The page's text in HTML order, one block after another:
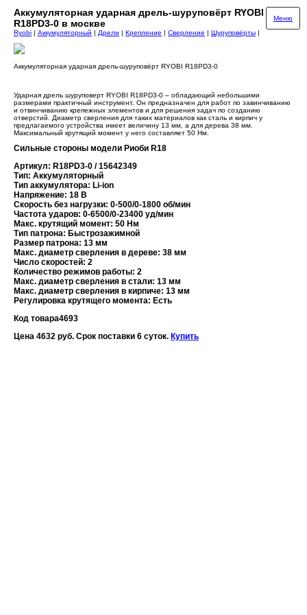
Аккумуляторная ударная дрель-шуруповёрт RYOBI
R18PD3-0 в москве
Меню
Ryobi | Аккумуляторный | Дрели | Крепление | Сверление | Шуруповёрты |
Аккумуляторная ударная дрель-шуруповёрт RYOBI R18PD3-0
Ударная дрель шуруповерт RYOBI R18PD3-0 – обладающий небольшими
размерами практичный инструмент. Он предназначен для работ по завинчиванию
и отвинчиванию крепежных элементов и для решения задач по созданию
отверстий. Диаметр сверления для таких материалов как сталь и кирпич у
предлагаемого устройства имеет величину 13 мм, а для дерева 38 мм.
Максимальный крутящий момент у него составляет 50 Нм.
Сильные стороны модели Риоби R18
Артикул: R18PD3-0 / 15642349
Тип: Аккумуляторный
Тип аккумулятора: Li-ion
Напряжение: 18 В
Скорость без нагрузки: 0-500/0-1800 об/мин
Частота ударов: 0-6500/0-23400 уд/мин
Макс. крутящий момент: 50 Нм
Тип патрона: Быстрозажимной
Размер патрона: 13 мм
Макс. диаметр сверления в дереве: 38 мм
Число скоростей: 2
Количество режимов работы: 2
Макс. диаметр сверления в стали: 13 мм
Макс. диаметр сверления в кирпиче: 13 мм
Регулировка крутящего момента: Есть
Код товара4693
Цена 4632 руб. Срок поставки 6 суток. Купить